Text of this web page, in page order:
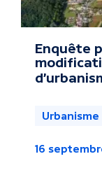
a
Enquête
Urbanisme
16